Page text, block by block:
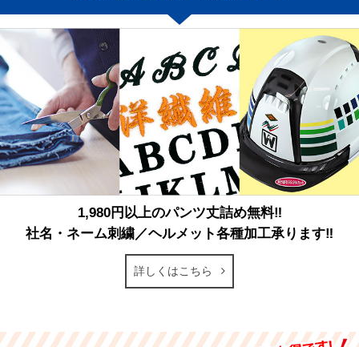
1,980円以上のパンツ丈詰め無料‼
社名・ネーム刺繍／ヘルメット各種加工承ります‼
詳しくはこちら